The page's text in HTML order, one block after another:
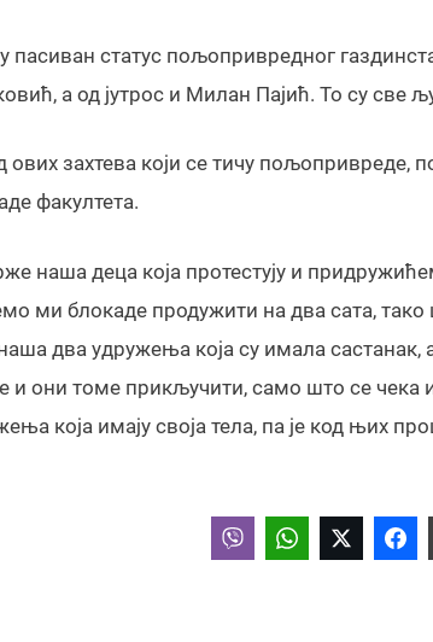
статус пољопривредног
а од јутрос и Милан Пајић. То су све
захтева који се тичу пољопривреде,
факултета.
наша деца која протестују и
ми блокаде продужити на два сата,
два удружења која су имала
и они томе прикључити, само што се
која имају своја тела, па је код њих